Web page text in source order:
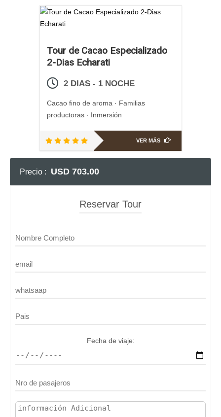
Tour de Cacao Especializado
2-Dias Echarati
2 DIAS - 1 NOCHE
Cacao fino de aroma · Familias
productoras · Inmersión
VER MÁS
Precio : USD 703.00
Reservar Tour
Fecha de viaje: